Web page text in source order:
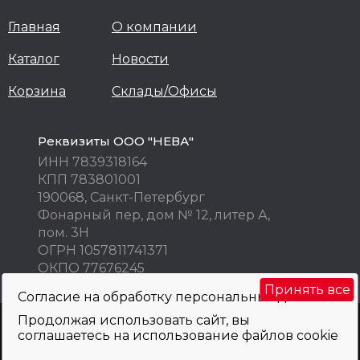
Согласие на обработку персональных данных
Продолжая использовать сайт, вы
соглашаетесь на использование файлов cookie
Принять все
Главная
Каталог
Корзина
О компании
Новости
Склады/Офисы
Реквизиты ООО "НЕВА"
ИНН 7839318164
КПП 783801001
190068, Санкт-Петербург
Фонарный пер, дом № 12, литер А,
пом. 3Н
ОГРН 1057811741371
ОКПО 77676245
Внимание! Цены указаны исключительно в информационных целях! Не
являются публичной офертой и не могут быть использованы как
коммерческое предложение. Просьба уточнять по телефону, e-mail, при